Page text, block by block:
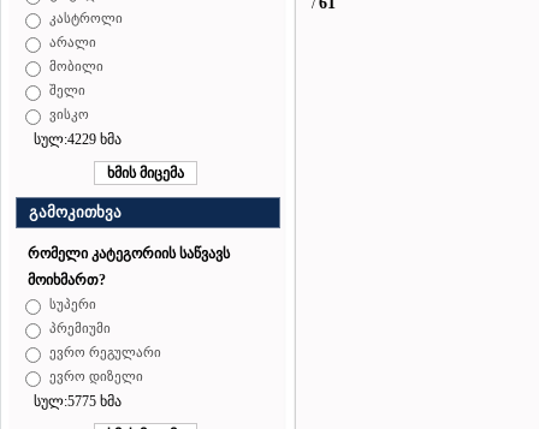
კასტროლი
არალი
მობილი
შელი
ვისკო
სულ:4229 ხმა
გამოკითხვა
რომელი კატეგორიის საწვავს
მოიხმართ?
სუპერი
პრემიუმი
ევრო რეგულარი
ევრო დიზელი
სულ:5775 ხმა